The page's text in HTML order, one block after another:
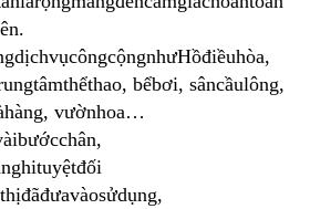
.
dịchvụcôngcộngnhưHồđiềuhòa,
tâmthểthao, bểbơi, sâncầulông,
hàng, vườnhoa…
bướcchân,
nghituyệtđối
thịđãđưavàosửdụng,